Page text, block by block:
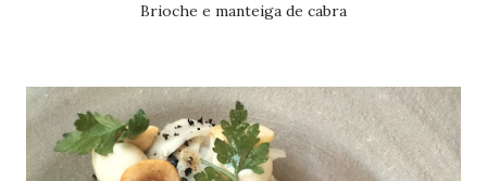
Brioche e manteiga de cabra